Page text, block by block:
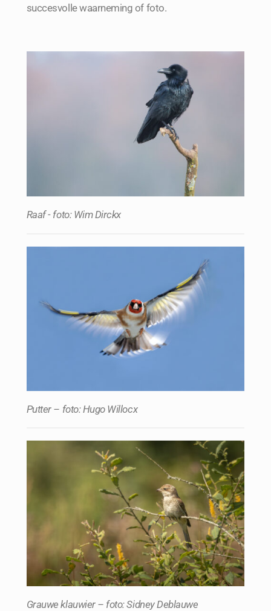
succesvolle waarneming of foto.
Raaf - foto: Wim Dirckx
Putter – foto: Hugo Willocx
Grauwe klauwier – foto: Sidney Deblauwe